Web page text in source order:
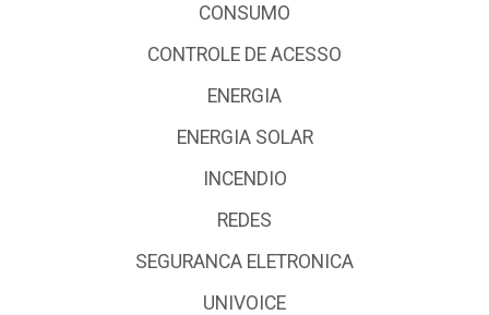
CONSUMO
CONTROLE DE ACESSO
ENERGIA
ENERGIA SOLAR
INCENDIO
REDES
SEGURANCA ELETRONICA
UNIVOICE